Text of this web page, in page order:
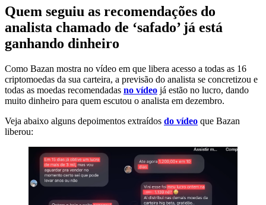
Quem seguiu as recomendações do
analista chamado de ‘safado’ já está
ganhando dinheiro
Como Bazan mostra no vídeo em que libera acesso a todas as 16
criptomoedas da sua carteira, a previsão do analista se concretizou e
todas as moedas recomendadas no vídeo já estão no lucro, dando
muito dinheiro para quem escutou o analista em dezembro.
Veja abaixo alguns depoimentos extraídos do vídeo que Bazan
liberou: